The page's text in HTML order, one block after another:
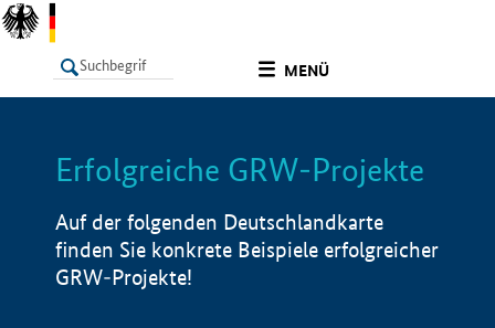
MENÜ
LISTE Info
Erfolgreiche GRW-Projekte
Auf der folgenden Deutschlandkarte
finden Sie konkrete Beispiele erfolgreicher
GRW-Projekte!